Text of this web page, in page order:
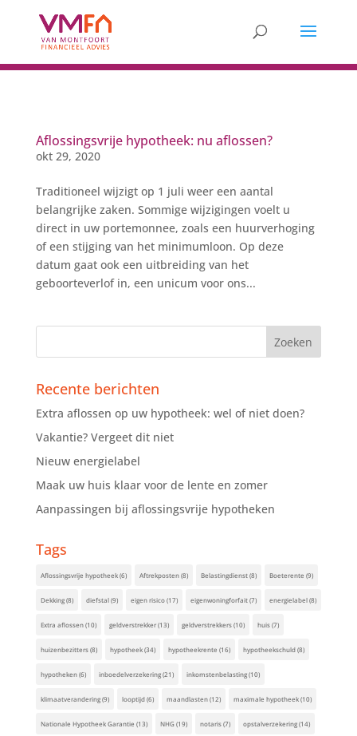
Aflossingsvrije hypotheek: nu aflossen?
okt 29, 2020
Traditioneel wijzigt op 1 juli weer een aantal
belangrijke zaken. Sommige wijzigingen voelt u
direct in uw portemonnee, zoals een huurverhoging
of een stijging van het minimumloon. Op deze
datum gaat ook een uitbreiding van het
geboorteverlof in, een unicum voor ons...
Recente berichten
Extra aflossen op uw hypotheek: wel of niet doen?
Vakantie? Vergeet dit niet
Nieuw energielabel
Maak uw huis klaar voor de lente en zomer
Aanpassingen bij aflossingsvrije hypotheken
Tags
Aflossingsvrije hypotheek(6) Aftrekposten(8) Belastingdienst(8) Boeterente (9)
Dekking(8) diefstal(9) eigen risico(17) eigenwoningforfait(7) energielabel(8)
Extra aflossen(10) geldverstrekker(13) geldverstrekkers(10) huis(7)
huizenbezitters(8) hypotheek(34) hypotheekrente (16) hypotheekschuld(8)
hypotheken(6) inboedelverzekering(21) inkomstenbelasting(10)
klimaatverandering(9) looptijd(6) maandlasten(12) maximale hypotheek(10)
Nationale Hypotheek Garantie (13) NHG(19) notaris(7) opstalverzekering(14)